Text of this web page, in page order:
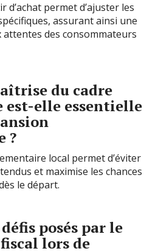
d’achat permet d’ajuster les
assurant ainsi une
des consommateurs
du cadre
elle essentielle
?
local permet d’éviter
et maximise les chances
le départ.
posés par le
lors de